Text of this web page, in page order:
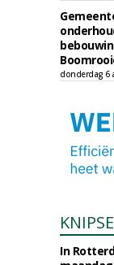
donderdag 6
In